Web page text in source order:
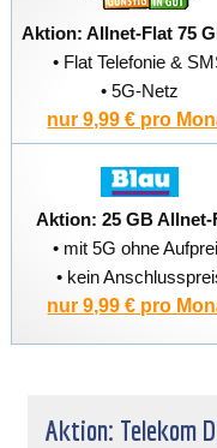
Aktion: Allnet-Flat 75
• Flat Telefonie &
• 5G-Netz
nur 9,99 € pro
Aktion: 25 GB Allnet-
• mit 5G ohne
• kein
nur 9,99 € pro
Aktion: Telekom